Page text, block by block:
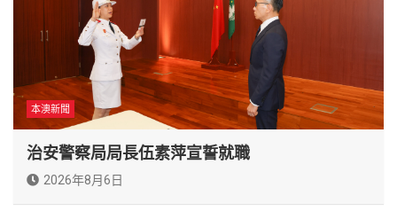
本澳新聞
治安警察局局長伍素萍宣誓就職
2026年8月6日